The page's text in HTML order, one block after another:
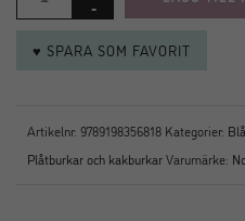
♥ SPARA SOM FAVORIT
Artikelnr: 9789198356818 Kategorier:
Plåtburkar och kakburkarVarumärke: